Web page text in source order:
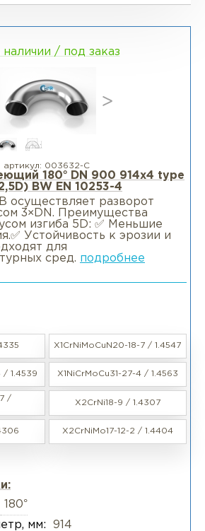
раструбные SW
свободные LJ
воротниковые удлиненные
воротниковые WN
наличии / под заказ
артикул: 003632-С
180° DN 900 914x4 type
BW EN 10253-4
осуществляет разворот
3×DN. Преимущества
изгиба 5D: ✅ Меньшие
Устойчивость к эрозии и
для
сред. подробнее
X1CrNiMoCuN20-18-7 / 1.4547
/ 1.4539 X1NiCrMoCu31-27-4 / 1.4563
/
X2CrNi18-9 / 1.4307
X2CrNiMo17-12-2 / 1.4404
180°
мм:
914